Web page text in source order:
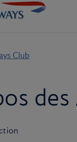
Club
des